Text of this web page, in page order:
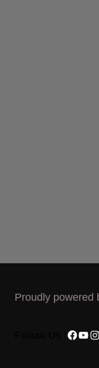
Proudly powered